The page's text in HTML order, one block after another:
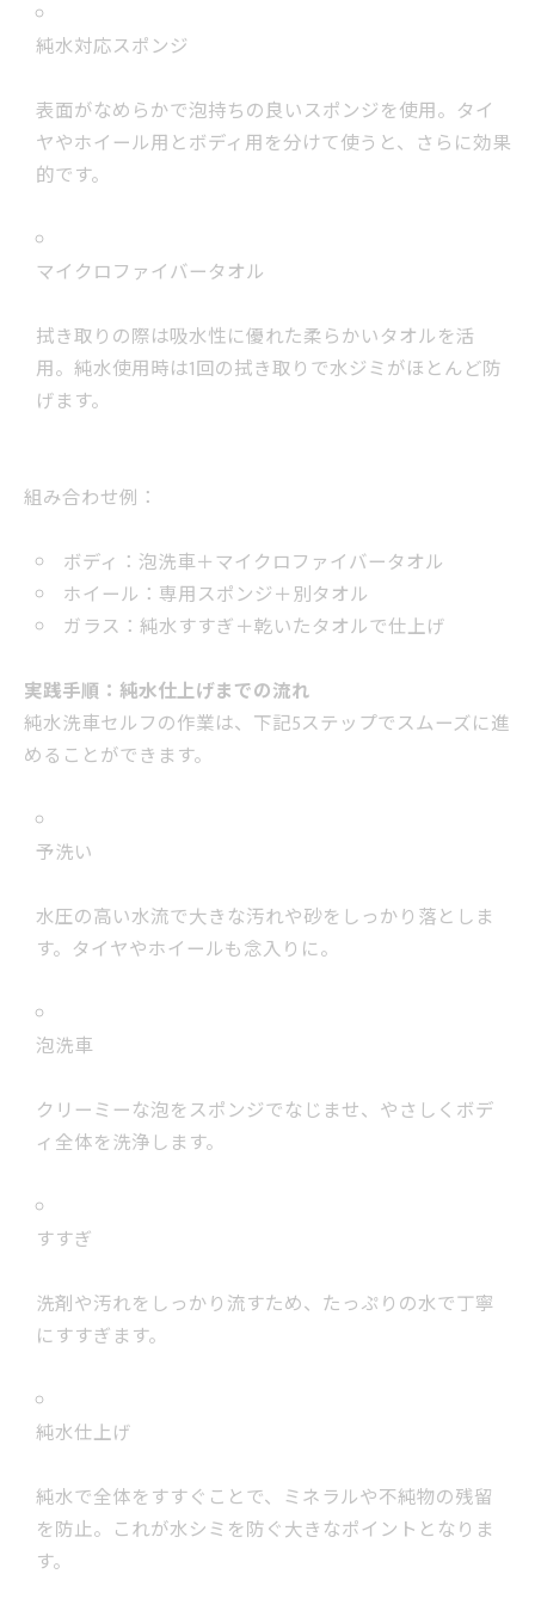
純水対応スポンジ
表面がなめらかで泡持ちの良いスポンジを使用。タイ
ヤやホイール用とボディ用を分けて使うと、さらに効果
的です。
マイクロファイバータオル
拭き取りの際は吸水性に優れた柔らかいタオルを活
用。純水使用時は1回の拭き取りで水ジミがほとんど防
げます。
組み合わせ例：
ボディ：泡洗車＋マイクロファイバータオル
ホイール：専用スポンジ＋別タオル
ガラス：純水すすぎ＋乾いたタオルで仕上げ
実践手順：純水仕上げまでの流れ
純水洗車セルフの作業は、下記5ステップでスムーズに進
めることができます。
予洗い
水圧の高い水流で大きな汚れや砂をしっかり落としま
す。タイヤやホイールも念入りに。
泡洗車
クリーミーな泡をスポンジでなじませ、やさしくボデ
ィ全体を洗浄します。
すすぎ
洗剤や汚れをしっかり流すため、たっぷりの水で丁寧
にすすぎます。
純水仕上げ
純水で全体をすすぐことで、ミネラルや不純物の残留
を防止。これが水シミを防ぐ大きなポイントとなりま
す。